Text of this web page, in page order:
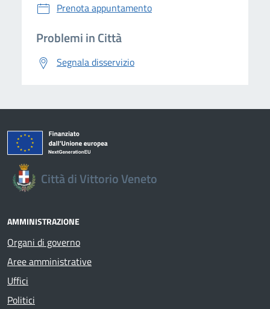
Prenota appuntamento
Problemi in Città
Segnala disservizio
Città di Vittorio Veneto
AMMINISTRAZIONE
Organi di governo
Aree amministrative
Uffici
Politici